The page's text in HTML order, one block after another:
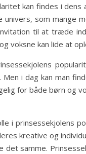
kan findes i
som mange
til at træde
voksne kan lide at
i dag kan man
for både børn og
i prinsessekjolens
kreative og
samme.